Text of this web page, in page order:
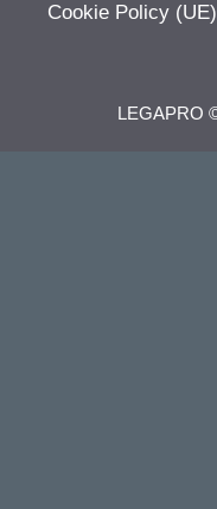
Cookie Policy (UE)
LEGAPRO